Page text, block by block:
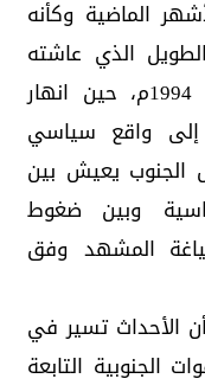
الماضية وكأنه
الذي عاشته
هذه الأرض منذ حرب صيف عام 1994م، حين انهار
إلى واقع سياسي
الجنوب يعيش بين
وبين ضغوط
المشهد وفق
الأحداث تسير في
الجنوبية التابعة